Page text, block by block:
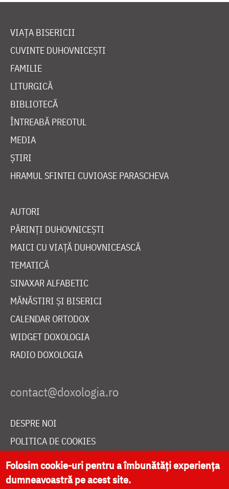
VIAȚA BISERICII
CUVINTE DUHOVNICEȘTI
FAMILIE
LITURGICĂ
BIBLIOTECĂ
ÎNTREABĂ PREOTUL
MEDIA
ȘTIRI
HRAMUL SFINTEI CUVIOASE PARASCHEVA
AUTORI
PĂRINȚI DUHOVNICEȘTI
MAICI CU VIAȚĂ DUHOVNICEASCĂ
TEMATICĂ
SINAXAR ALFABETIC
MĂNĂSTIRI ȘI BISERICI
CALENDAR ORTODOX
WIDGET DOXOLOGIA
RADIO DOXOLOGIA
DESPRE NOI
POLITICA DE COOKIES
DONEAZĂ ONLINE PENTRU CATEDRALA NAȚIONALĂ
Folosim cookie-uri pentru a îmbunătăți experiența
dumneavoastră pe acest site.